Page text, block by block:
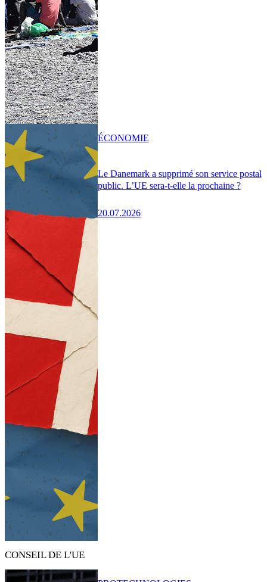
Le Danemark a supprimé son service postal
public. L’UE sera-t-elle la prochaine ?
20.07.2026
ÉCONOMIE
CONSEIL DE L'UE